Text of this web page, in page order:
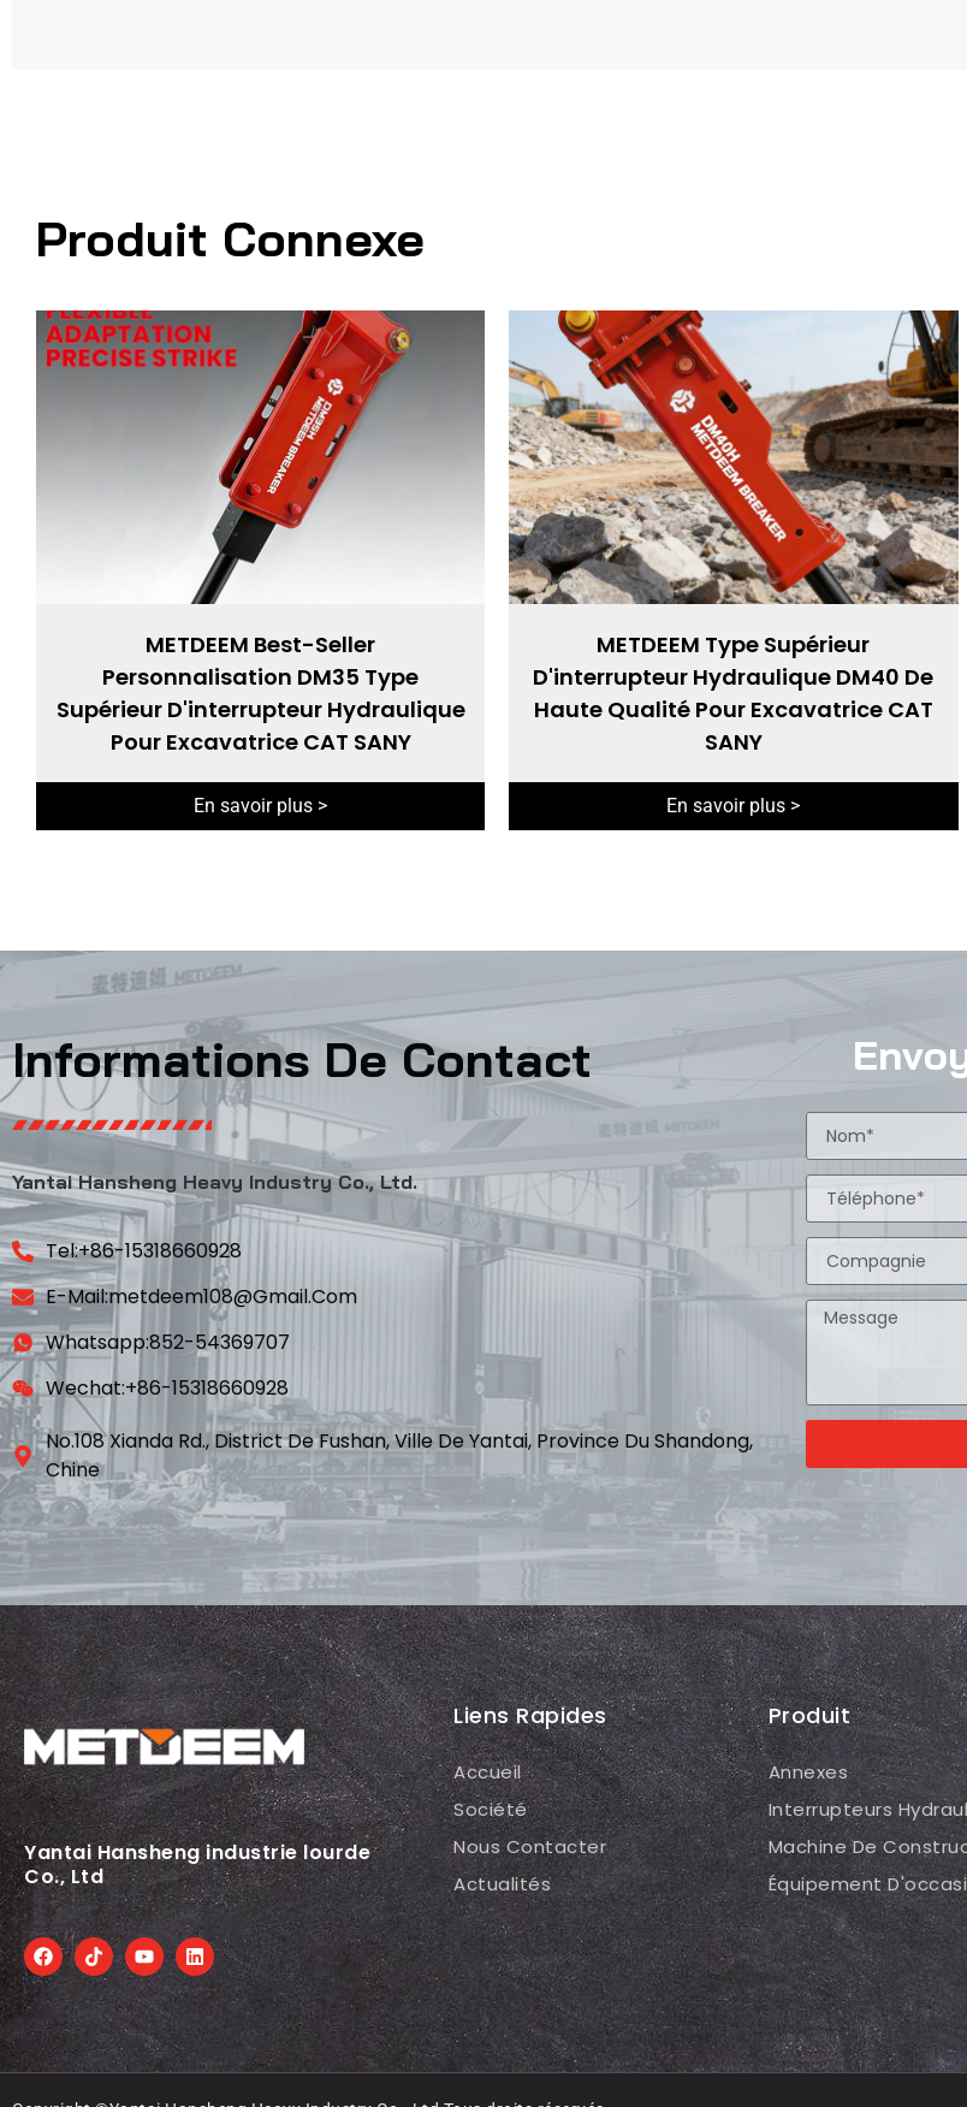
Produit Connexe
METDEEM Best-Seller
Personnalisation DM35 Type
Supérieur D'interrupteur Hydraulique
Pour Excavatrice CAT SANY
En savoir plus >
METDEEM Type Supérieur
D'interrupteur Hydraulique DM40 De
Haute Qualité Pour Excavatrice CAT
SANY
En savoir plus >
Informations De Contact
Yantai Hansheng Heavy Industry Co., Ltd.
Tel:+86-15318660928
E-Mail:metdeem108@gmail.com
Whatsapp:852-54369707
Wechat:+86-15318660928
No.108 Xianda Rd., District De Fushan, Ville De Yantai, Province Du Shandong,
Chine
Yantai Hansheng industrie lourde
Co., Ltd
Liens Rapides
Accueil
Société
Nous Contacter
Actualités
Produit
Annexes
Interrupteurs
Machine De
Équipement